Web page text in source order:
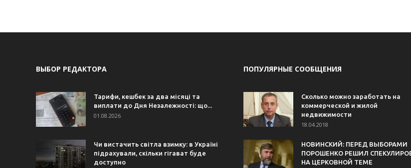
ВЫБОР РЕДАКТОРА
Тарифи, кешбек за два місяці та
виплати до Дня Незалежності: що...
01.08.2026
Чи вистачить світла взимку: в Україні
підрахували, скільки гігават буде
доступно
ПОПУЛЯРНЫЕ СООБЩЕНИЯ
Сколько можно заработать на
коммерческой и жилой
недвижимости
18.04.2018
НОВИНСКИЙ: ПЕРЕД ВЫБОРАМИ
ПОРОШЕНКО РЕШИЛ
НА ЦЕРКОВНОЙ ТЕМЕ